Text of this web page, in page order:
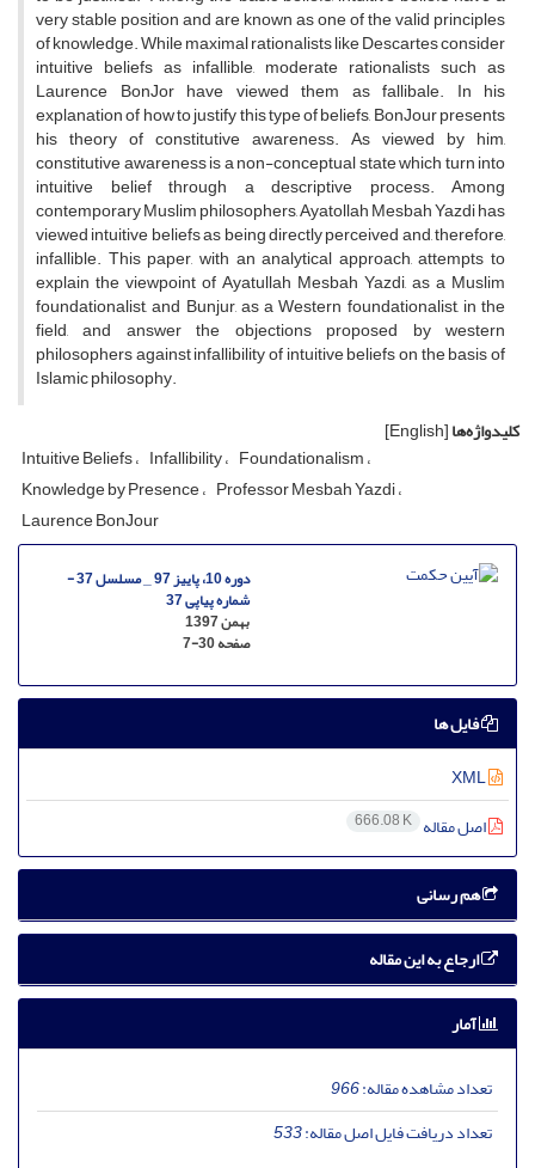
very stable position and are known as one of the valid principles
of knowledge. While maximal rationalists like Descartes consider
intuitive beliefs as infallible, moderate rationalists such as
Laurence BonJor have viewed them as fallibale. In his
explanation of how to justify this type of beliefs, BonJour presents
his theory of constitutive awareness. As viewed by him,
constitutive awareness is a non-conceptual state which turn into
intuitive belief through a descriptive process. Among
contemporary Muslim philosophers, Ayatollah Mesbah Yazdi has
viewed intuitive beliefs as being directly perceived and, therefore,
infallible. This paper, with an analytical approach, attempts to
explain the viewpoint of Ayatullah Mesbah Yazdi, as a Muslim
foundationalist, and Bunjur, as a Western foundationalist, in the
field, and answer the objections proposed by western
philosophers against infallibility of intuitive beliefs on the basis of
Islamic philosophy.
کلیدواژه‌ها[English]
Intuitive Beliefs Infallibility Foundationalism
Knowledge by Presence Professor Mesbah Yazdi
Laurence BonJour
دوره 10، پاییز 97 _ مسلسل 37 -
شماره پیاپی 37
بهمن 1397
صفحه7-30
فایل ها
اصل مقاله 666.08 K
هم رسانی
ارجاع به این مقاله
آمار
تعداد مشاهده مقاله:966
تعداد دریافت فایل اصل مقاله:533